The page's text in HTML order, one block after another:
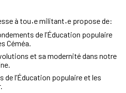
à tou·e militant·e propose de:
de l’Éducation populaire
Céméa.
et sa modernité dans notre
de l’Éducation populaire et les